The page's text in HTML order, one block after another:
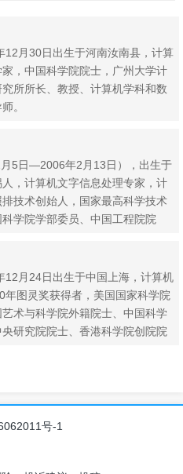
12月30日出生于河南汝南县，计算
，中国科学院院士，广州大学计
所所长、教授、计算机学科和数
。
5日—2006年2月13日），出生于
人，计算机文字信息处理专家，计
技术创始人，国家最高科学技术
学院学部委员、中国工程院院
12月24日出生于中国上海，计算机
年图灵奖获得者，美国国家科学院
术与科学院外籍院士、中国科学
研究院院士、香港科学院创院院
号-1